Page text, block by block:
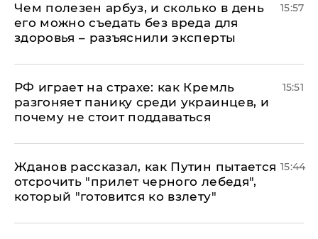
Чем полезен арбуз, и сколько в день
его можно съедать без вреда для
здоровья – разъяснили эксперты
15:57
РФ играет на страхе: как Кремль
разгоняет панику среди украинцев, и
почему не стоит поддаваться
15:51
Жданов рассказал, как Путин пытается
отсрочить "прилет черного лебедя",
который "готовится ко взлету"
15:44